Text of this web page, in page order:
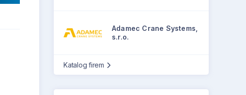
Adamec Crane Systems,
s.r.o.
Katalog firem